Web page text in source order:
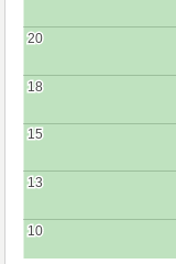
10
10
13
13
15
15
18
18
20
20